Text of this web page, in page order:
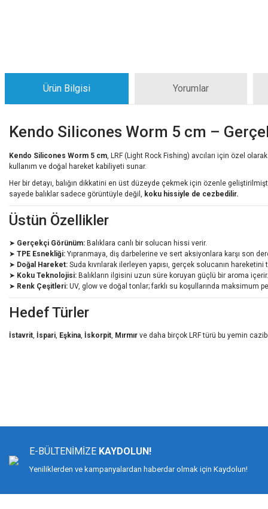
Ürün Bilgisi Yorumlar
Kendo Silicones Worm 5 cm –
Kendo Silicones Worm 5 cm, LRF (Light Rock Fishing) avcıları için özel
kullanım ve doğal hareket kabiliyeti sunar.
Her bir detayı, balığın dikkatini en üst düzeyde çekmek için özenle
sayede balıklar sadece görüntüyle değil, koku hissiyle de cezbedilir.
Üstün Özellikler
➤ Gerçekçi Görünüm: Balıklara canlı bir solucan hissi verir.
➤ TPE Esnekliği: Yıpranmaya, diş darbelerine ve sert aksiyonlara karşı son
➤ Doğal Hareket: Suda kıvrılarak ilerleyen yapısı, gerçek solucanın hareketini
➤ Koku Teknolojisi: Balıkların ilgisini uzun süre koruyan güçlü bir aroma içerir.
➤ Renk Çeşitleri: UV, glow ve doğal tonlar; farklı su koşullarında maksimum
Hedef Türler
İstavrit, İspari, Eşkina, İskorpit, Mırmır ve daha birçok LRF türü bu yemin
Ürün açıklamasında eksik bilgiler bulunuyor.
E-BÜLTENİMİZE KAYDOLUN!
Yeniliklerden ve kampanyalardan haberdar olmak için Kaydolun!